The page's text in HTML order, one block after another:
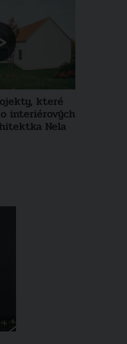
které
interiérových
Nela